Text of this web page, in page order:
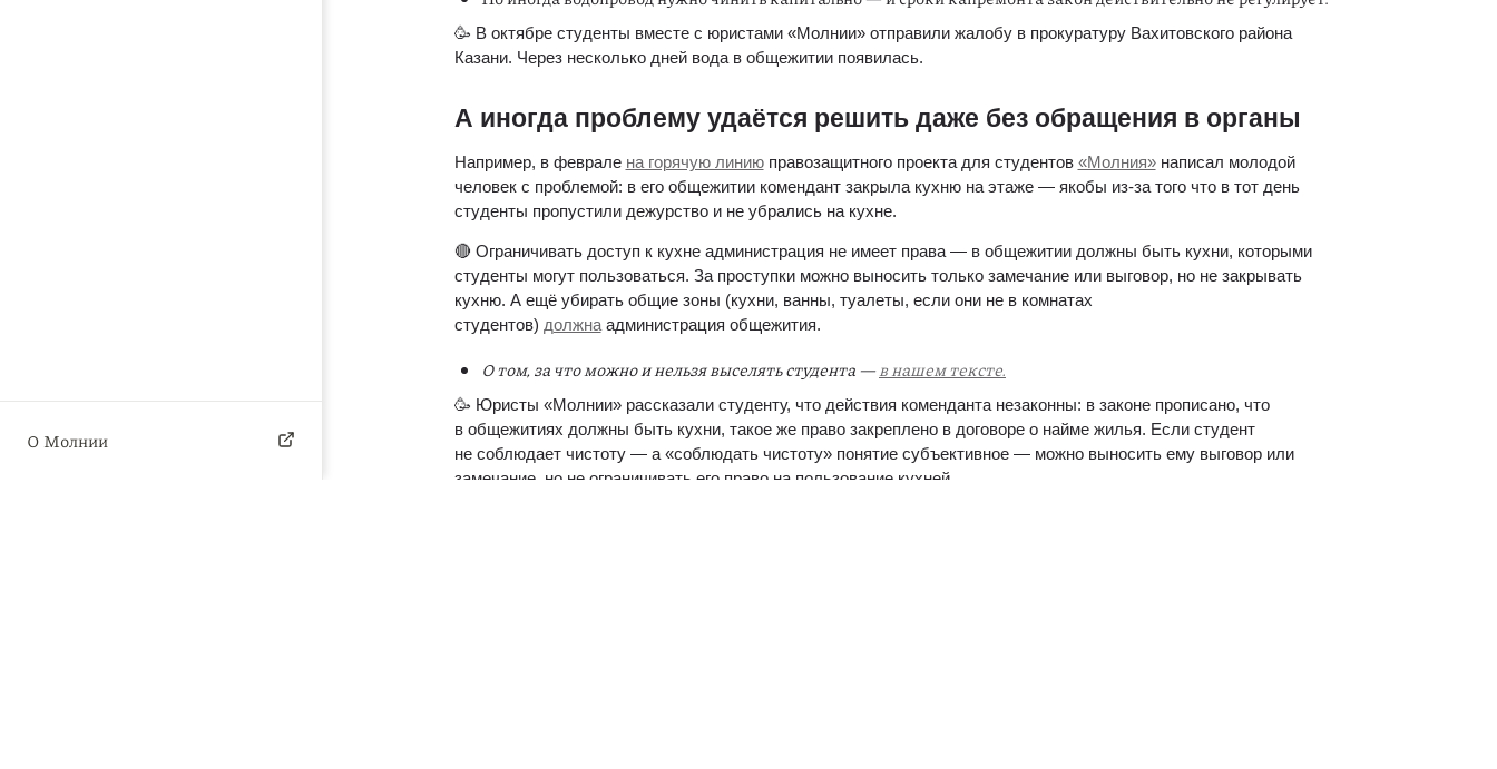
О Молнии
🥳 В октябре студенты вместе с юристами «Молнии» отправили жалобу в прокуратуру Вахитовского района
Казани. Через несколько дней вода в общежитии появилась.
А иногда проблему удаётся решить даже без обращения в органы
Например, в феврале на горячую линию правозащитного проекта для студентов «Молния» написал молодой
человек с проблемой: в его общежитии комендант закрыла кухню на этаже — якобы из-за того что в тот день
студенты пропустили дежурство и не убрались на кухне.
🔴 Ограничивать доступ к кухне администрация не имеет права — в общежитии должны быть кухни, которыми
студенты могут пользоваться. За проступки можно выносить только замечание или выговор, но не закрывать
кухню. А ещё убирать общие зоны (кухни, ванны, туалеты, если они не в комнатах
студентов) должна администрация общежития.
О том, за что можно и нельзя выселять студента — в нашем тексте.
🥳 Юристы «Молнии» рассказали студенту, что действия коменданта незаконны: в законе прописано, что
в общежитиях должны быть кухни, такое же право закреплено в договоре о найме жилья. Если студент
не соблюдает чистоту — а «соблюдать чистоту» понятие субъективное — можно выносить ему выговор или
замечание, но не ограничивать его право на пользование кухней.